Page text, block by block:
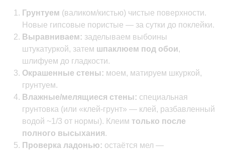
Грунтуем (валиком/кистью) чистые поверхности.
Новые гипсовые пористые — за сутки до поклейки.
Выравниваем: заделываем выбоины
штукатуркой, затем шпаклюем под обои,
шлифуем до гладкости.
Окрашенные стены: моем, матируем шкуркой,
грунтуем.
Влажные/мелящиеся стены: специальная
грунтовка (или «клей-грунт» — клей, разбавленный
водой ~1/3 от нормы). Клеим только после
полного высыхания.
Проверка ладонью: остаётся мел —